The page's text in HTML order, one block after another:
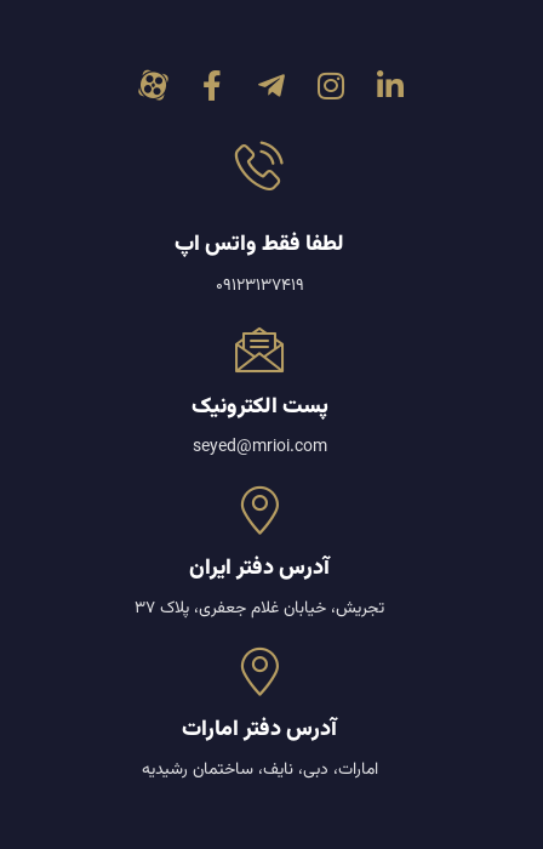
لطفا فقط واتس اپ
09123137419
پست الکترونیک
seyed@mrioi.com
آدرس دفتر ایران
تجریش، خیابان غلام جعفری، پلاک 37
آدرس دفتر امارات
امارات، دبی، نایف، ساختمان رشیدیه